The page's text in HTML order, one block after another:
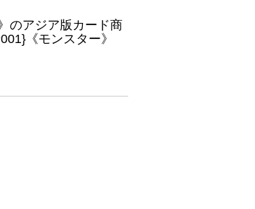
のアジア版カード商
《モンスター》